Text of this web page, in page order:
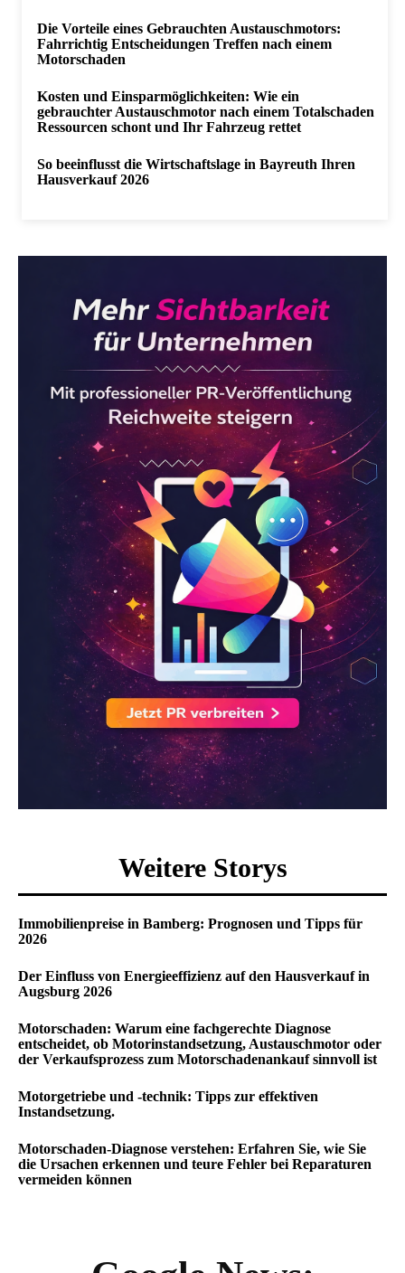
Die Vorteile eines Gebrauchten Austauschmotors:
Fahrrichtig Entscheidungen Treffen nach einem
Motorschaden
Kosten und Einsparmöglichkeiten: Wie ein
gebrauchter Austauschmotor nach einem Totalschaden
Ressourcen schont und Ihr Fahrzeug rettet
So beeinflusst die Wirtschaftslage in Bayreuth Ihren
Hausverkauf 2026
Weitere Storys
Immobilienpreise in Bamberg: Prognosen und Tipps für
2026
Der Einfluss von Energieeffizienz auf den Hausverkauf in
Augsburg 2026
Motorschaden: Warum eine fachgerechte Diagnose
entscheidet, ob Motorinstandsetzung, Austauschmotor oder
der Verkaufsprozess zum Motorschadenankauf sinnvoll ist
Motorgetriebe und -technik: Tipps zur effektiven
Instandsetzung.
Motorschaden-Diagnose verstehen: Erfahren Sie, wie Sie
die Ursachen erkennen und teure Fehler bei Reparaturen
vermeiden können